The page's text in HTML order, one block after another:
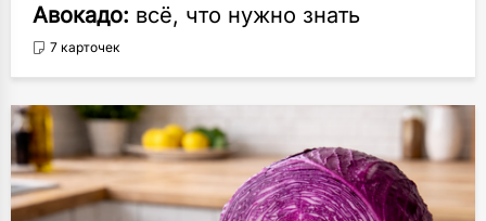
Авокадо: всё, что нужно знать
7 карточек